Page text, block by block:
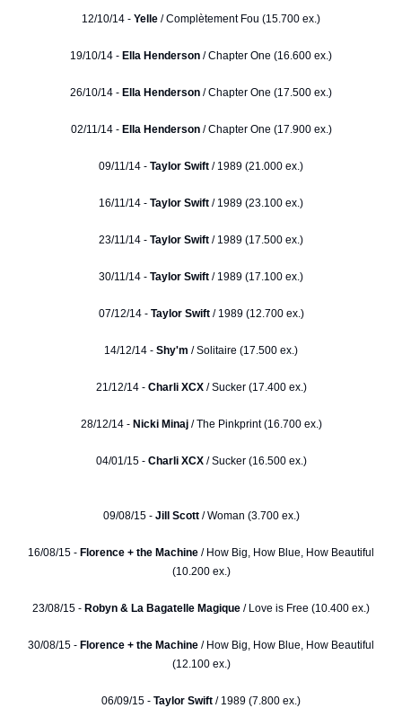
12/10/14 - Yelle / Complètement Fou (15.700 ex.)
19/10/14 - Ella Henderson / Chapter One (16.600 ex.)
26/10/14 - Ella Henderson / Chapter One (17.500 ex.)
02/11/14 - Ella Henderson/ Chapter One (17.900 ex.)
09/11/14 - Taylor Swift / 1989 (21.000 ex.)
16/11/14 - Taylor Swift / 1989 (23.100 ex.)
23/11/14 - Taylor Swift / 1989 (17.500 ex.)
30/11/14 - Taylor Swift / 1989 (17.100 ex.)
07/12/14 - Taylor Swift/ 1989 (12.700 ex.)
14/12/14 - Shy'm / Solitaire (17.500 ex.)
21/12/14 - Charli XCX/ Sucker (17.400 ex.)
28/12/14 -Nicki Minaj/ The Pinkprint (16.700 ex.)
04/01/15 - Charli XCX/ Sucker (16.500 ex.)
09/08/15 - Jill Scott / Woman (3.700 ex.)
16/08/15 - Florence + the Machine / How Big, How Blue, How Beautiful
(10.200 ex.)
23/08/15 - Robyn & La Bagatelle Magique / Love is Free (10.400 ex.)
30/08/15 - Florence + the Machine / How Big, How Blue, How Beautiful
(12.100 ex.)
06/09/15 - Taylor Swift / 1989 (7.800 ex.)